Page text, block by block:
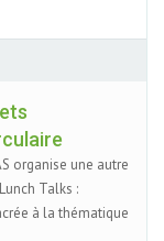
organise une autre
Talks :
à la thématique